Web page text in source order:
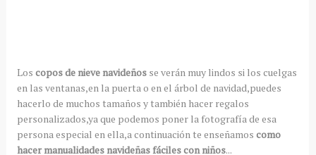
Los copos de nieve navideños se verán muy lindos si los cuelgas
en las ventanas,en la puerta o en el árbol de navidad,puedes
hacerlo de muchos tamaños y también hacer regalos
personalizados,ya que podemos poner la fotografía de esa
persona especial en ella,a continuación te enseñamos como
hacer manualidades navideñas fáciles con niños...